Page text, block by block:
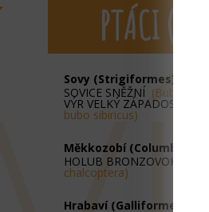
PTÁCI (Aves)
Sovy (Strigiformes)
SOVICE SNĚŽNÍ (Bubo
VÝR VELKÝ
bubo sibiricus)
Měkkozobí
HOLUB BRONZOVOKŘÍDLÝ
chalcoptera)
Hrabaví (Galliformes)